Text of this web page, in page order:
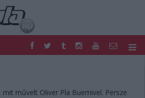
HAZAI
művelt Oliver Pla Buemivel. Persze